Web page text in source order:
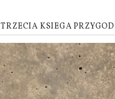
TRZECIA KSIEGA PRZYGOD